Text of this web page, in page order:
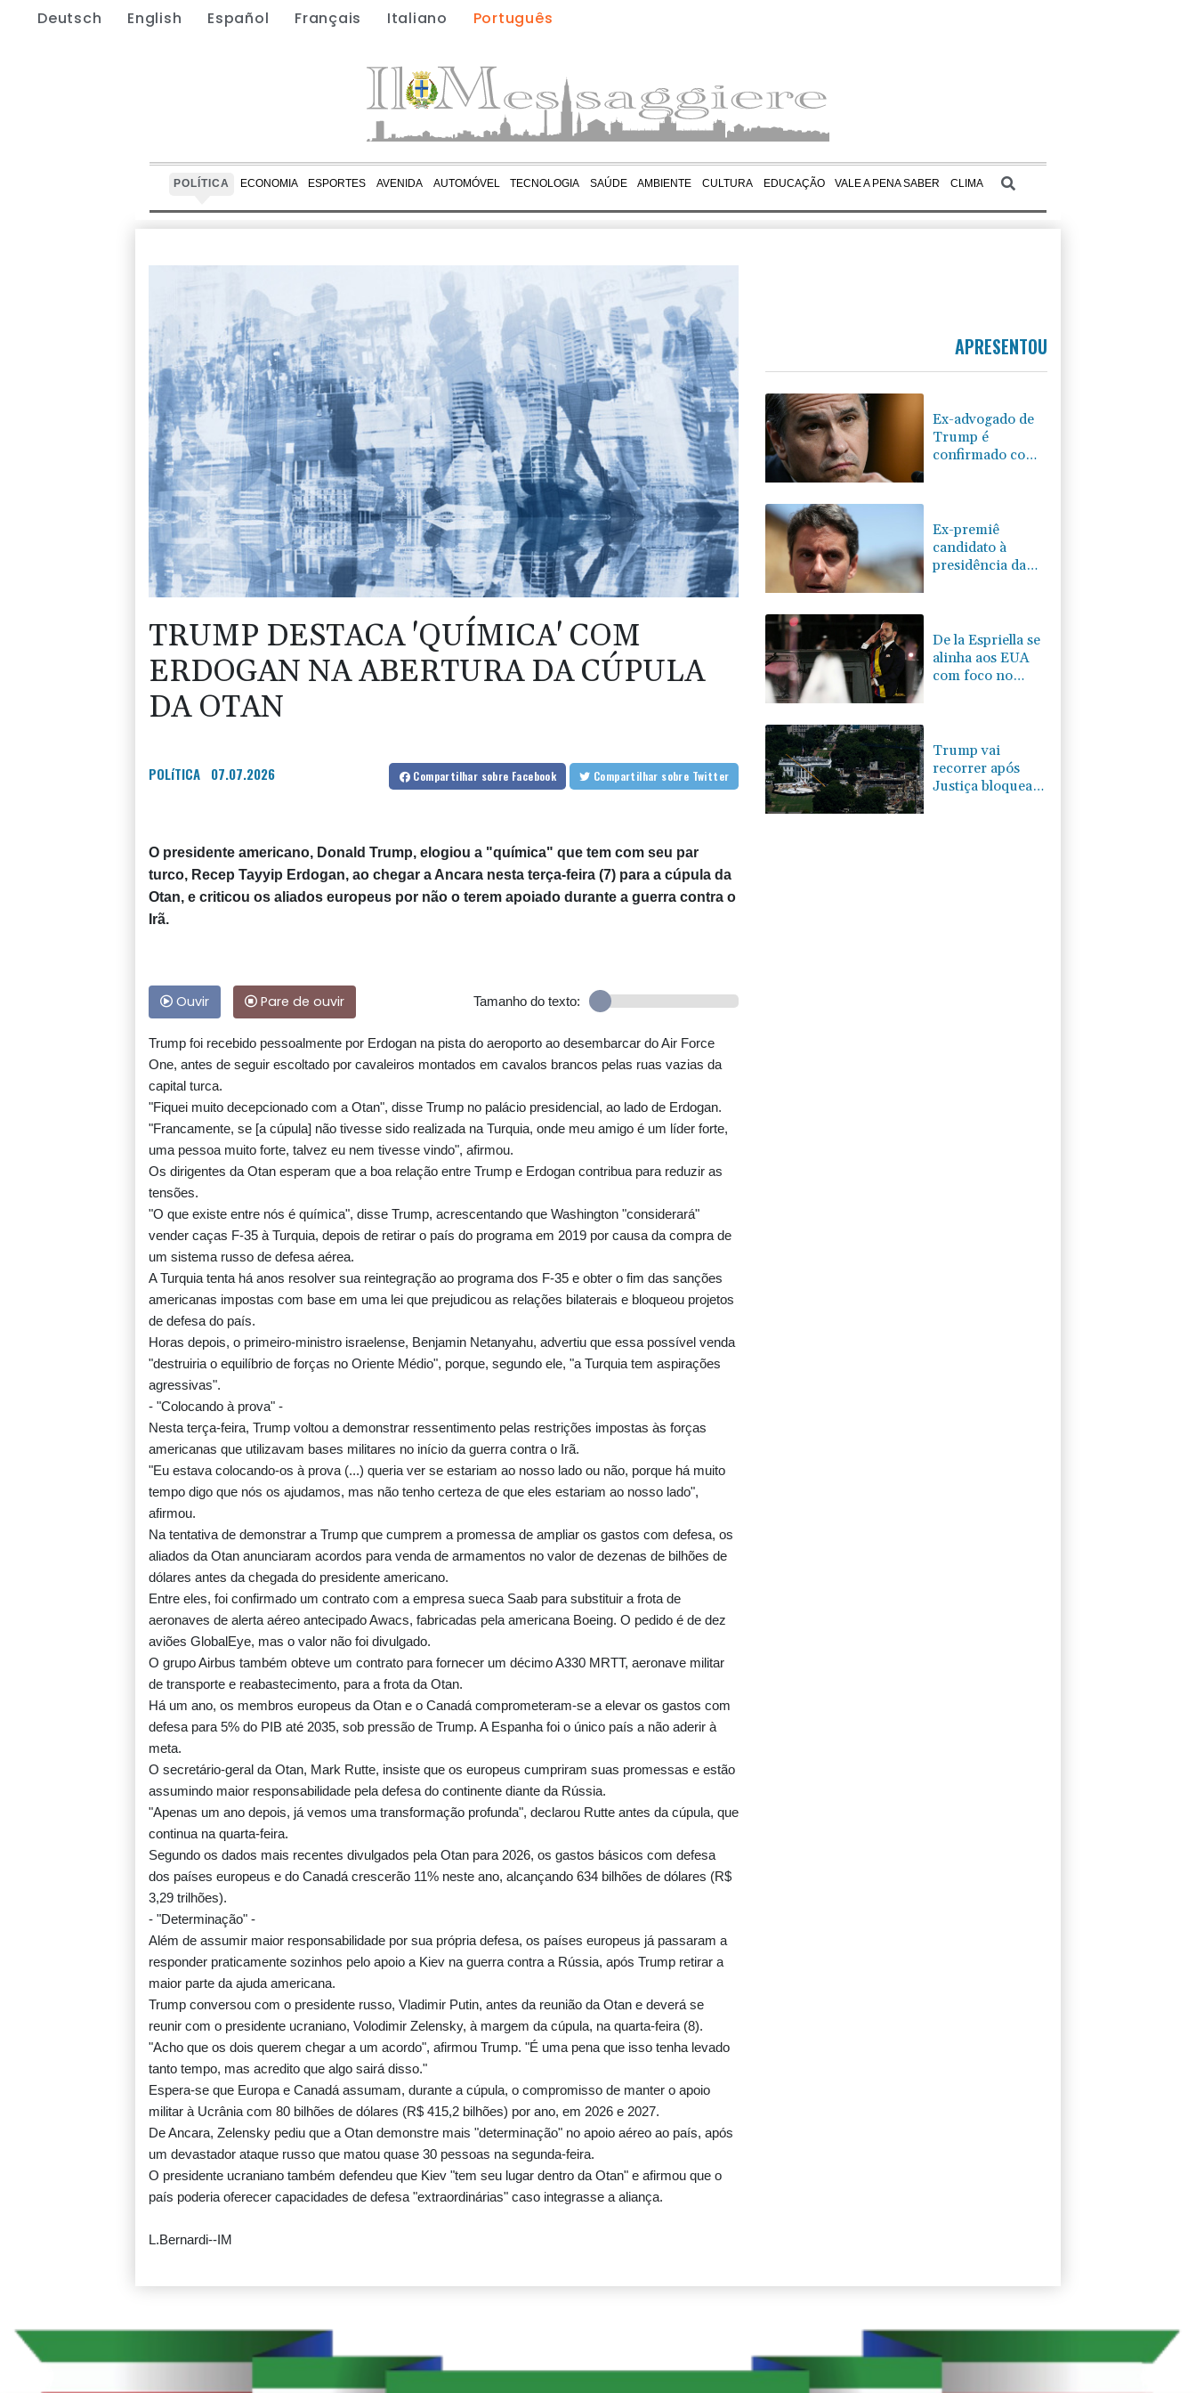
Deutsch English Español Français Italiano Português
POLÍTICA ECONOMIA ESPORTES AVENIDA AUTOMÓVEL TECNOLOGIA SAÚDE AMBIENTE CULTURA EDUCAÇÃO VALE A PENA SABER CLIMA
TRUMP DESTACA 'QUÍMICA' COM
ERDOGAN NA ABERTURA DA CÚPULA
DA OTAN
POLíTICA 07.07.2026 Compartilhar sobre Facebook Compartilhar sobre Twitter
O presidente americano, Donald Trump, elogiou a "química" que tem com seu par
turco, Recep Tayyip Erdogan, ao chegar a Ancara nesta terça-feira (7) para a cúpula da
Otan, e criticou os aliados europeus por não o terem apoiado durante a guerra contra o
Irã.
Ouvir Pare de ouvir Tamanho do texto:
Trump foi recebido pessoalmente por Erdogan na pista do aeroporto ao desembarcar do Air Force
One, antes de seguir escoltado por cavaleiros montados em cavalos brancos pelas ruas vazias da
capital turca.
"Fiquei muito decepcionado com a Otan", disse Trump no palácio presidencial, ao lado de Erdogan.
"Francamente, se [a cúpula] não tivesse sido realizada na Turquia, onde meu amigo é um líder forte,
uma pessoa muito forte, talvez eu nem tivesse vindo", afirmou.
Os dirigentes da Otan esperam que a boa relação entre Trump e Erdogan contribua para reduzir as
tensões.
"O que existe entre nós é química", disse Trump, acrescentando que Washington "considerará"
vender caças F-35 à Turquia, depois de retirar o país do programa em 2019 por causa da compra de
um sistema russo de defesa aérea.
A Turquia tenta há anos resolver sua reintegração ao programa dos F-35 e obter o fim das sanções
americanas impostas com base em uma lei que prejudicou as relações bilaterais e bloqueou projetos
de defesa do país.
Horas depois, o primeiro-ministro israelense, Benjamin Netanyahu, advertiu que essa possível venda
"destruiria o equilíbrio de forças no Oriente Médio", porque, segundo ele, "a Turquia tem aspirações
agressivas".
- "Colocando à prova" -
Nesta terça-feira, Trump voltou a demonstrar ressentimento pelas restrições impostas às forças
americanas que utilizavam bases militares no início da guerra contra o Irã.
"Eu estava colocando-os à prova (...) queria ver se estariam ao nosso lado ou não, porque há muito
tempo digo que nós os ajudamos, mas não tenho certeza de que eles estariam ao nosso lado",
afirmou.
Na tentativa de demonstrar a Trump que cumprem a promessa de ampliar os gastos com defesa, os
aliados da Otan anunciaram acordos para venda de armamentos no valor de dezenas de bilhões de
dólares antes da chegada do presidente americano.
Entre eles, foi confirmado um contrato com a empresa sueca Saab para substituir a frota de
aeronaves de alerta aéreo antecipado Awacs, fabricadas pela americana Boeing. O pedido é de dez
aviões GlobalEye, mas o valor não foi divulgado.
O grupo Airbus também obteve um contrato para fornecer um décimo A330 MRTT, aeronave militar
de transporte e reabastecimento, para a frota da Otan.
Há um ano, os membros europeus da Otan e o Canadá comprometeram-se a elevar os gastos com
defesa para 5% do PIB até 2035, sob pressão de Trump. A Espanha foi o único país a não aderir à
meta.
O secretário-geral da Otan, Mark Rutte, insiste que os europeus cumpriram suas promessas e estão
assumindo maior responsabilidade pela defesa do continente diante da Rússia.
"Apenas um ano depois, já vemos uma transformação profunda", declarou Rutte antes da cúpula, que
continua na quarta-feira.
Segundo os dados mais recentes divulgados pela Otan para 2026, os gastos básicos com defesa
dos países europeus e do Canadá crescerão 11% neste ano, alcançando 634 bilhões de dólares (R$
3,29 trilhões).
- "Determinação" -
Além de assumir maior responsabilidade por sua própria defesa, os países europeus já passaram a
responder praticamente sozinhos pelo apoio a Kiev na guerra contra a Rússia, após Trump retirar a
maior parte da ajuda americana.
Trump conversou com o presidente russo, Vladimir Putin, antes da reunião da Otan e deverá se
reunir com o presidente ucraniano, Volodimir Zelensky, à margem da cúpula, na quarta-feira (8).
"Acho que os dois querem chegar a um acordo", afirmou Trump. "É uma pena que isso tenha levado
tanto tempo, mas acredito que algo sairá disso."
Espera-se que Europa e Canadá assumam, durante a cúpula, o compromisso de manter o apoio
militar à Ucrânia com 80 bilhões de dólares (R$ 415,2 bilhões) por ano, em 2026 e 2027.
De Ancara, Zelensky pediu que a Otan demonstre mais "determinação" no apoio aéreo ao país, após
um devastador ataque russo que matou quase 30 pessoas na segunda-feira.
O presidente ucraniano também defendeu que Kiev "tem seu lugar dentro da Otan" e afirmou que o
país poderia oferecer capacidades de defesa "extraordinárias" caso integrasse a aliança.
L.Bernardi--IM
APRESENTOU
Ex-advogado de
Trump é
confirmado como
Ex-premiê
candidato à
presidência da
russa
De la Espriella se
alinha aos EUA
com foco no
Trump vai
recorrer após
Justiça bloquear